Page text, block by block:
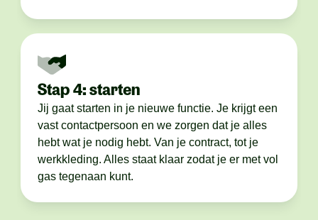
Stap 4: starten
Jij gaat starten in je nieuwe functie. Je krijgt een
vast contactpersoon en we zorgen dat je alles
hebt wat je nodig hebt. Van je contract, tot je
werkkleding. Alles staat klaar zodat je er met vol
gas tegenaan kunt.